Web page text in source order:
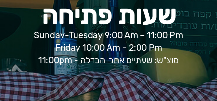
שעות פתיחה
Sunday-Tuesday 9:00 Am – 11:00 Pm
Friday 10:00 Am – 2:00 Pm
מוצ"ש: שעתיים אחרי הבדלה - 11:00pm